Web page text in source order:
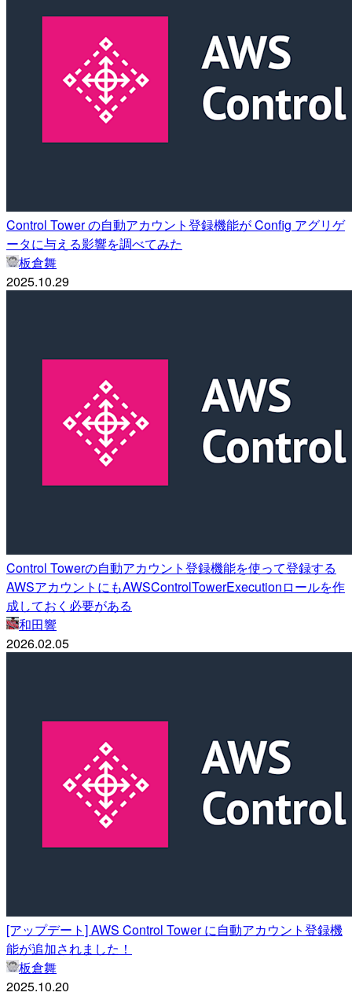
Control Tower の自動アカウント登録機能が Config アグリゲ
ータに与える影響を調べてみた
板倉舞
2025.10.29
Control Towerの自動アカウント登録機能を使って登録する
AWSアカウントにもAWSControlTowerExecutionロールを作
成しておく必要がある
和田響
2026.02.05
[アップデート] AWS Control Tower に自動アカウント登録機
能が追加されました！
板倉舞
2025.10.20